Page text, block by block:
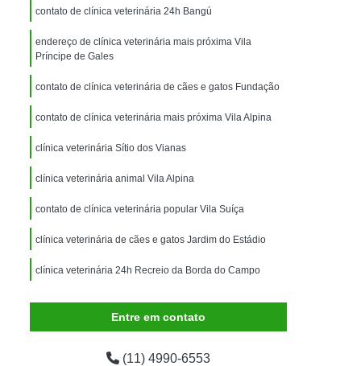
Veterinária para Animais Silvestres
Exame de Eletrocardiograma Veterinário
Exame de Imagem para Animais
Exame de Radiologia para Animais
Exame de Sangue para Animais
Exame para Animais São Caetano
Animal
Internação de Animais
para Cachorro
Internação para Cães
Internação para Gatos
Internação Veterinária São Caetano
Canino
contato de clínica veterinária 24h Bangú
endereço de clínica veterinária mais próxima Vila
Príncipe de Gales
contato de clínica veterinária de cães e gatos Fundação
contato de clínica veterinária mais próxima Vila Alpina
clínica veterinária Sítio dos Vianas
clínica veterinária animal Vila Alpina
contato de clínica veterinária popular Vila Suíça
clínica veterinária de cães e gatos Jardim do Estádio
clínica veterinária 24h Recreio da Borda do Campo
Entre em contato
(11) 4990-6553